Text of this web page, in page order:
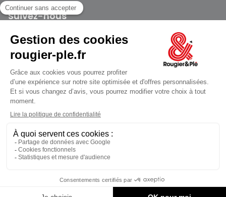
jusqu'au Vendredi à 10:00
Suivez-nous
Rougier et Plé 2024 Copyright
Mentions légales
Conditions générales des ventes
Données personnelles
Paiement sécurisé